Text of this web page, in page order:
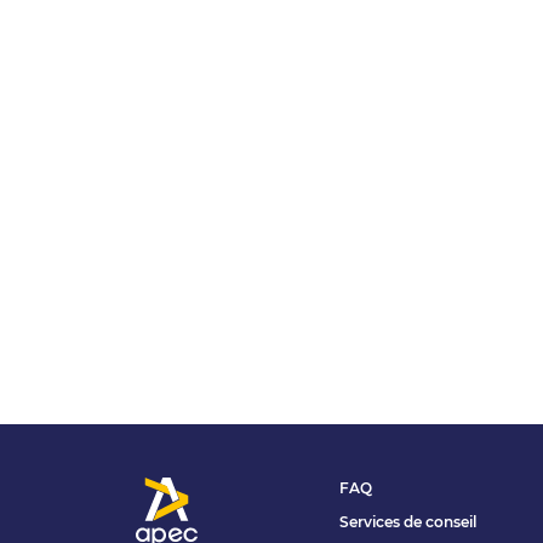
FAQ
Services de conseil